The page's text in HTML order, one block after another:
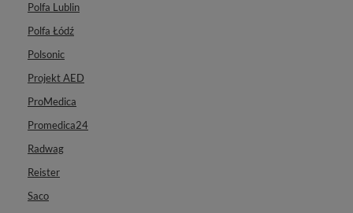
Polfa Lublin
Polfa Łódź
Polsonic
Projekt AED
ProMedica
Promedica24
Radwag
Reister
Saco